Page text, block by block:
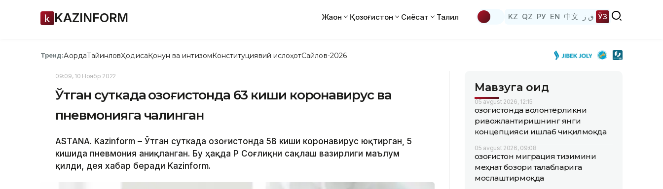
KAZINFORM Жаҳон Қозоғистон Сиёсат Таҳлил KZ QZ РУ EN 中文 ق ز ЎЗ
Тренд:АқордаТайинловҲодисаҚонун ва интизомКонституциявий ислоҳотСайлов-2026
09:09, 10 Ноябр 2022
Ўтган суткада Қозоғистонда 63 киши коронавирус ва
пневмонияга чалинган
ASTANA. Kazinform – Ўтган суткада Қозоғистонда 58 киши коронавирус юқтирган, 5
кишида пневмония аниқланган. Бу ҳақда ҚР Соғлиқни сақлаш вазирлиги маълум
қилди, дея хабар беради Kazinform.
Мавзуга оид
05 avgust 2026, 12:15
Қозоғистонда волонтёрликни
ривожлантиришнинг янги
концепцияси ишлаб чиқилмоқда
05 avgust 2026, 09:08
Қозоғистон миграция тизимини
меҳнат бозори талабларига
мослаштирмоқда